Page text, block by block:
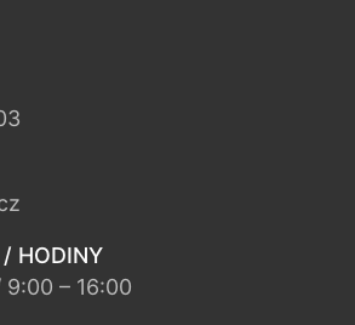
/ HODINY
– 16:00